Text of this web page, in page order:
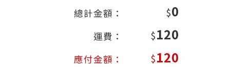
總計金額： $0
運費： $120
應付金額： $120